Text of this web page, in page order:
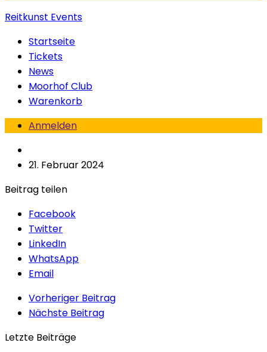
Reitkunst Events
Startseite
Tickets
News
Moorhof Club
Warenkorb
Anmelden
21. Februar 2024
Beitrag teilen
Facebook
Twitter
LinkedIn
WhatsApp
Email
Vorheriger Beitrag
Nächste Beitrag
Letzte Beiträge